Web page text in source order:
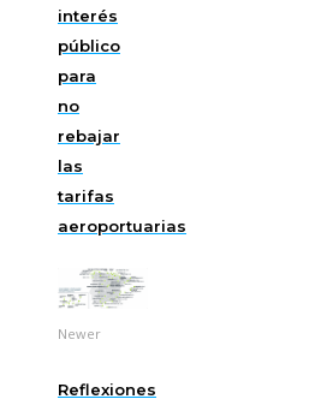
interés
público
para
no
rebajar
las
tarifas
aeroportuarias
Newer
Reflexiones